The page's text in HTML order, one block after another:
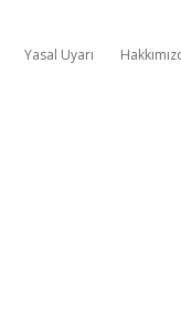
Yasal Uyarı